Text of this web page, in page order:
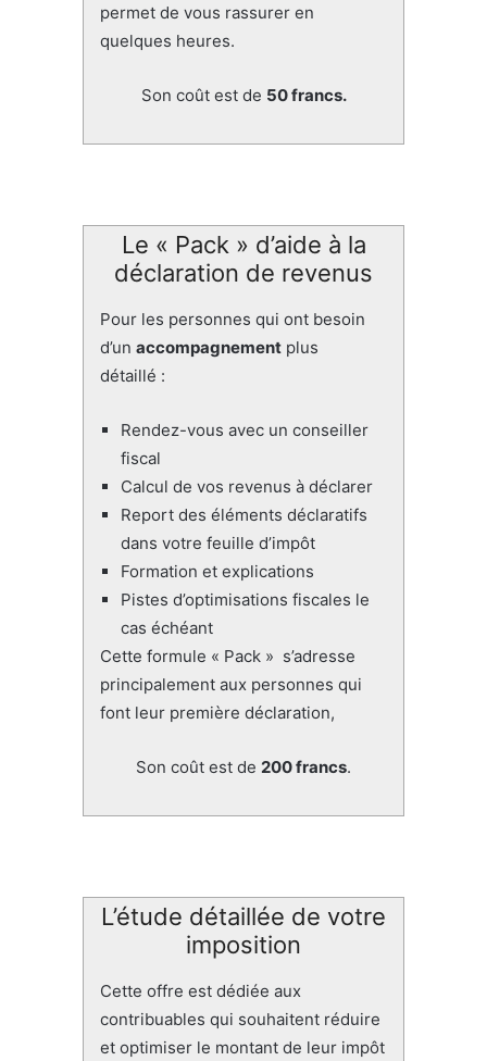
permet de vous rassurer en
quelques heures.
Son coût est de 50 francs.
Le « Pack » d’aide à la
déclaration de revenus
Pour les personnes qui ont besoin
d’un accompagnement plus
détaillé :
Rendez-vous avec un conseiller
fiscal
Calcul de vos revenus à déclarer
Report des éléments déclaratifs
dans votre feuille d’impôt
Formation et explications
Pistes d’optimisations fiscales le
cas échéant
Cette formule « Pack » s’adresse
principalement aux personnes qui
font leur première déclaration,
Son coût est de 200 francs.
L’étude détaillée de votre
imposition
Cette offre est dédiée aux
contribuables qui souhaitent réduire
et optimiser le montant de leur impôt